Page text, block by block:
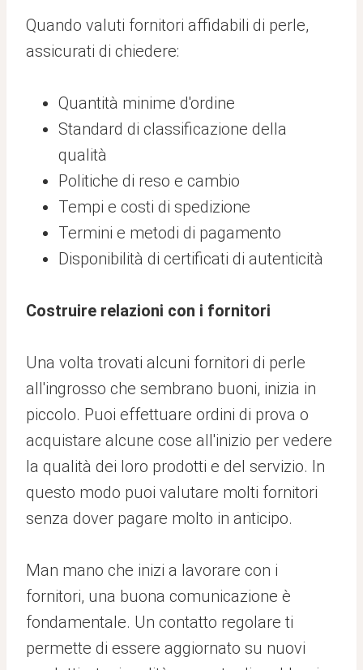
Quando valuti fornitori affidabili di perle,
assicurati di chiedere:
Quantità minime d'ordine
Standard di classificazione della
qualità
Politiche di reso e cambio
Tempi e costi di spedizione
Termini e metodi di pagamento
Disponibilità di certificati di autenticità
Costruire relazioni con i fornitori
Una volta trovati alcuni fornitori di perle
all'ingrosso che sembrano buoni, inizia in
piccolo. Puoi effettuare ordini di prova o
acquistare alcune cose all'inizio per vedere
la qualità dei loro prodotti e del servizio. In
questo modo puoi valutare molti fornitori
senza dover pagare molto in anticipo.
Man mano che inizi a lavorare con i
fornitori, una buona comunicazione è
fondamentale. Un contatto regolare ti
permette di essere aggiornato su nuovi